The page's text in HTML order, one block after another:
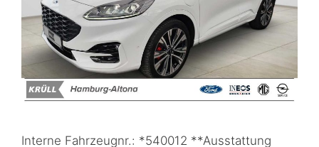
Interne Fahrzeugnr.: *540012 **Ausstattung